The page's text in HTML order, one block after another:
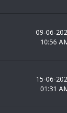
09-06-
10:56
15-06-
01:31